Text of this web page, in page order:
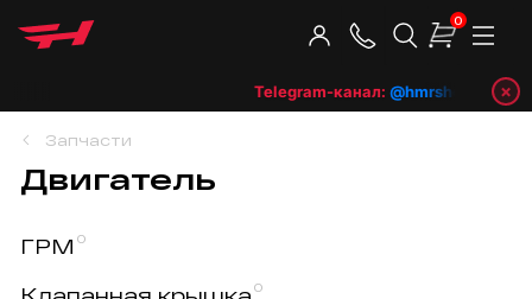
0
Telegram-канал: @hmrshop_ru👈
×
Запчасти
Двигатель
ГРМ 0
0